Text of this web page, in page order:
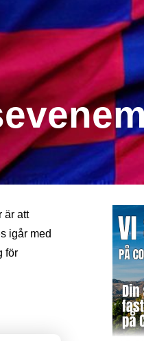
är att
igår med
för